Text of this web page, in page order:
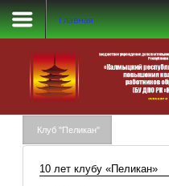
Главная
Клуб "Пеликан"
10 лет клубу «Пеликан»